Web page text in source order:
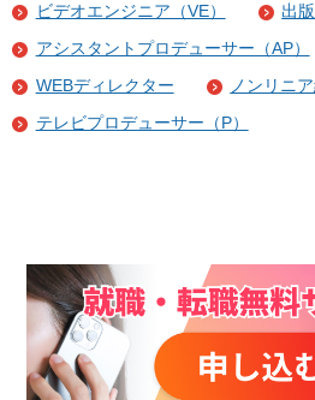
ビデオエンジニア（VE）
出
アシスタントプロデューサー（AP）
WEBディレクター
ノンリニ
テレビプロデューサー（P）